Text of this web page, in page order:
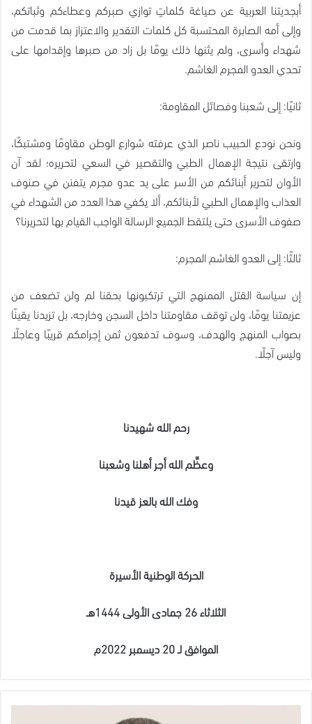
أبجديتنا العربية عن صياغة كلماتٍ توازي صبركم وعطاءكم وثباتكم،
وإلى أمه الصابرة المحتسبة كل كلمات التقدير والاعتزاز بما قدمت من
شهداء وأسرى، ولم يثنها ذلك يومًا بل زاد من صبرها وإقدامها على
تحدي العدو المجرم الغاشم.
ثانيًا: إلى شعبنا وفصائل المقاومة:
ونحن نودع الحبيب ناصر الذي عرفته شوارع الوطن مقاومًا ومشتبكًا،
وارتقى نتيجة الإهمال الطبي والتقصير في السعي لتحريره؛ لقد آن
الأوان لتحرير أبنائكم من الأسر على يد عدو مجرم يتفنن في صنوف
العذاب والإهمال الطبي لأبنائكم، ألا يكفي هذا العدد من الشهداء في
صفوف الأسرى حتى يلتقط الجميع الرسالة الواجب القيام بها لتحريرنا؟
ثالثًا: إلى العدو الغاشم المجرم:
إن سياسة القتل الممنهج التي ترتكبونها بحقنا لم ولن تضعف من
عزيمتنا يومًا، ولن توقف مقاومتنا داخل السجن وخارجه، بل تزيدنا يقينًا
بصواب المنهج والهدف، وسوف تدفعون ثمن إجرامكم قريبًا وعاجلًا
وليس آجلًا.
رحم الله شهيدنا
وعظَّم الله أجر أهلنا وشعبنا
وفك الله بالعز قيدنا
الحركة الوطنية الأسيرة
الثلاثاء 26 جمادى الأولى 1444هـ
الموافق لـ 20 ديسمبر 2022م